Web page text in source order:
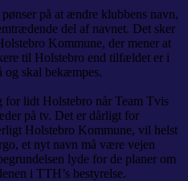
på at ændre klubbens navn,
del af navnet. Det sker
Kommune, der mener at
til Holstebro end tilfældet er i
og skal bekæmpes.
for lidt Holstebro når Team Tvis
på tv. Det er dårligt for
Holstebro Kommune, vil helst
et nyt navn må være vejen
lyde for de planer om
i TTH’s bestyrelse.